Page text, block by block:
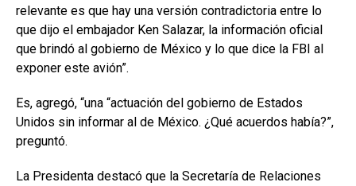
relevante es que hay una versión contradictoria entre lo
que dijo el embajador Ken Salazar, la información oficial
que brindó al gobierno de México y lo que dice la FBI al
exponer este avión”.
Es, agregó, “una “actuación del gobierno de Estados
Unidos sin informar al de México. ¿Qué acuerdos había?”,
preguntó.
La Presidenta destacó que la Secretaría de Relaciones